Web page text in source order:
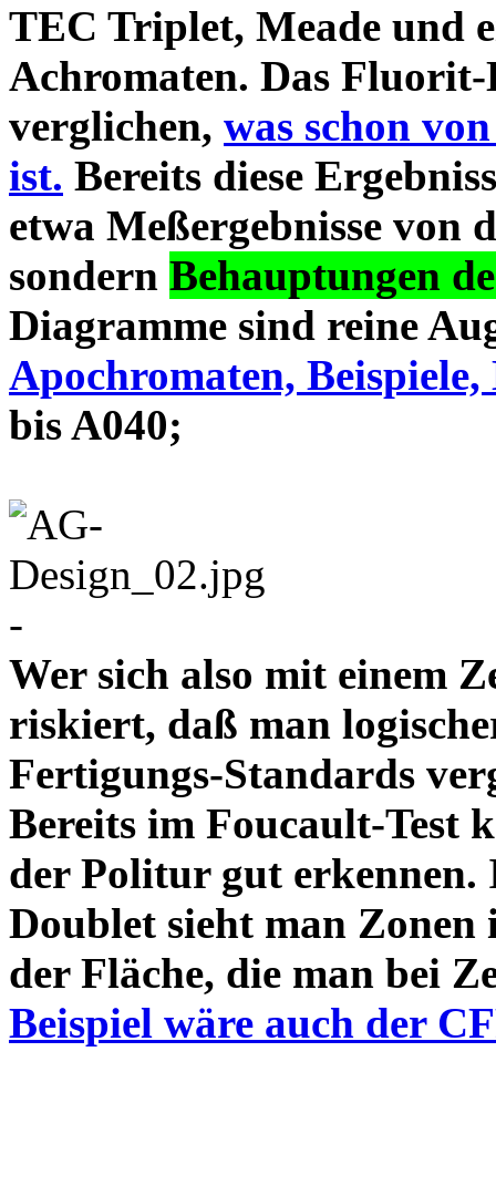
TEC Triplet, Meade und
Achromaten. Das
verglichen, was schon
ist. Bereits diese
etwa Meßergebnisse von
sondern Behauptungen
Diagramme sind reine
Apochromaten, Beispiele,
bis A040;
-
Wer sich also mit einem
riskiert, daß man
Fertigungs-Standards
Bereits im Foucault-Test
der Politur gut
Doublet sieht man Zonen
der Fläche, die man bei
Beispiel wäre auch der